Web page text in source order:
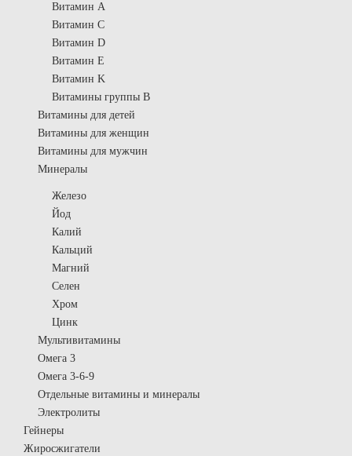
Витамин A
Витамин C
Витамин D
Витамин E
Витамин K
Витамины группы B
Витамины для детей
Витамины для женщин
Витамины для мужчин
Минералы
Железо
Йод
Калий
Кальций
Магний
Селен
Хром
Цинк
Мультивитамины
Омега 3
Омега 3-6-9
Отдельные витамины и минералы
Электролиты
Гейнеры
Жиросжигатели